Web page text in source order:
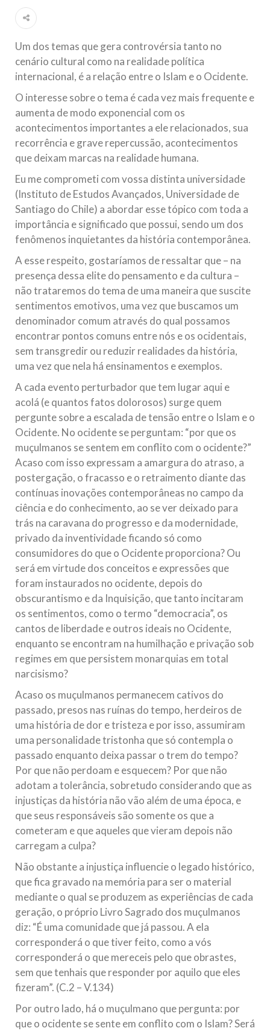
Islâmico no Brasil parabeniza a nação islâmica pela chegada
no ano novo muçulmano de 1435 Hejrita. Desejamos a
todos os irmãos e irmãs um novo
10 DE NOVEMBRO DE 2013
Falecimento do Imam Ali Ibn Al-Hussein
(A.S.)
Em nome de Deus, o Clemente, o Misericordioso! Diante da
muçulmanos, o Imam Ali Ibn Al-Hussein Ibn Ali Ibn Abi Táleb
(A.S.), conhecido por “Zein Al-Ábidin” (Formosura
3 DE JULHO DE 2014
Centro Islâmico no Brasil recebe o ex-
ministro das Relações Exteriores da
República Islâmica do Irã
Na noite da quinta-feira, 03 de Abril, o Centro Islâmico no
Brasil recebeu em sua sede, em São Paulo, o ex-ministro das
Relações Exteriores da República Islâmica do Irã, Sr. Kamal
Kharrazi, que encontra-se visitando
Um dos temas que gera controvérsia tanto no
cenário cultural como na realidade política
internacional, é a relação entre o Islam e o Ocidente.
O interesse sobre o tema é cada vez mais frequente e
aumenta de modo exponencial com os
acontecimentos importantes a ele relacionados, sua
recorrência e grave repercussão, acontecimentos
que deixam marcas na realidade humana.
Eu me comprometi com vossa distinta universidade
(Instituto de Estudos Avançados, Universidade de
Santiago do Chile) a abordar esse tópico com toda a
importância e significado que possui, sendo um dos
fenômenos inquietantes da história contemporânea.
A esse respeito, gostaríamos de ressaltar que – na
presença dessa elite do pensamento e da cultura –
não trataremos do tema de uma maneira que suscite
sentimentos emotivos, uma vez que buscamos um
denominador comum através do qual possamos
encontrar pontos comuns entre nós e os ocidentais,
sem transgredir ou reduzir realidades da história,
uma vez que nela há ensinamentos e exemplos.
A cada evento perturbador que tem lugar aqui e
acolá (e quantos fatos dolorosos) surge quem
pergunte sobre a escalada de tensão entre o Islam e o
Ocidente. No ocidente se perguntam: “por que os
muçulmanos se sentem em conflito com o ocidente?”
Acaso com isso expressam a amargura do atraso, a
postergação, o fracasso e o retraimento diante das
contínuas inovações contemporâneas no campo da
ciência e do conhecimento, ao se ver deixado para
trás na caravana do progresso e da modernidade,
privado da inventividade ficando só como
consumidores do que o Ocidente proporciona? Ou
será em virtude dos conceitos e expressões que
foram instaurados no ocidente, depois do
obscurantismo e da Inquisição, que tanto incitaram
os sentimentos, como o termo “democracia”, os
cantos de liberdade e outros ideais no Ocidente,
enquanto se encontram na humilhação e privação sob
regimes em que persistem monarquias em total
narcisismo?
Acaso os muçulmanos permanecem cativos do
passado, presos nas ruínas do tempo, herdeiros de
uma história de dor e tristeza e por isso, assumiram
uma personalidade tristonha que só contempla o
passado enquanto deixa passar o trem do tempo?
Por que não perdoam e esquecem? Por que não
adotam a tolerância, sobretudo considerando que as
injustiças da história não vão além de uma época, e
que seus responsáveis são somente os que a
cometeram e que aqueles que vieram depois não
carregam a culpa?
Não obstante a injustiça influencie o legado histórico,
que fica gravado na memória para ser o material
mediante o qual se produzem as experiências de cada
geração, o próprio Livro Sagrado dos muçulmanos
diz: “É uma comunidade que já passou. A ela
corresponderá o que tiver feito, como a vós
corresponderá o que mereceis pelo que obrastes,
sem que tenhais que responder por aquilo que eles
fizeram”. (C.2 – V.134)
Por outro lado, há o muçulmano que pergunta: por
que o ocidente se sente em conflito com o Islam? Será